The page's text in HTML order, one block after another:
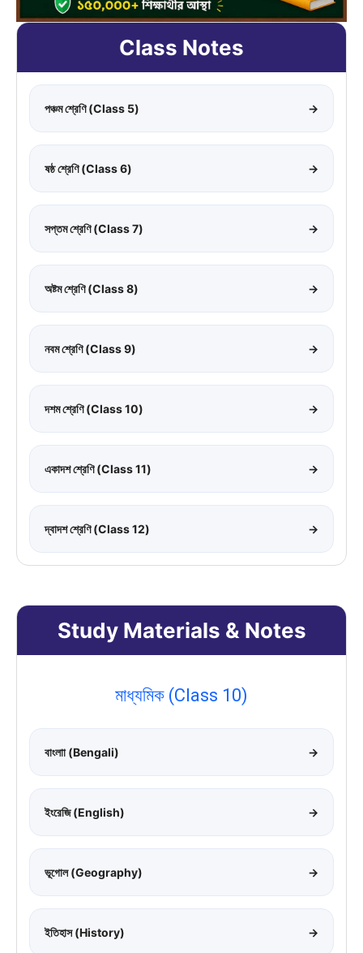
Class Notes
পঞ্চম শ্রেণি (Class 5) →
ষষ্ঠ শ্রেণি (Class 6) →
সপ্তম শ্রেণি (Class 7) →
অষ্টম শ্রেণি (Class 8) →
নবম শ্রেণি (Class 9) →
দশম শ্রেণি (Class 10) →
একাদশ শ্রেণি (Class 11) →
দ্বাদশ শ্রেণি (Class 12) →
Study Materials & Notes
মাধ্যমিক (Class 10)
বাংলাা (Bengali) →
ইংরেজি (English) →
ভূগোল (Geography) →
ইতিহাস (History) →